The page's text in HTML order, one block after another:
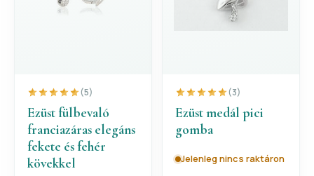
(5)
Ezüst fülbevaló
franciazáras elegáns
fekete és fehér
kövekkel
(3)
Ezüst medál pici
gomba
Jelenleg nincs raktáron